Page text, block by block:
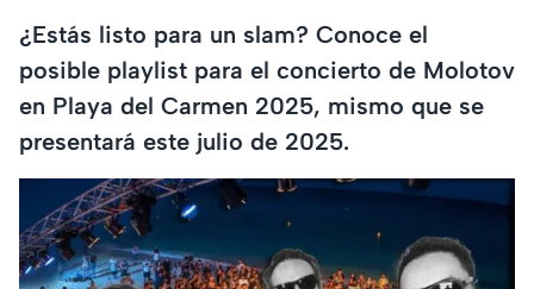
¿Estás listo para un slam? Conoce el
posible playlist para el concierto de Molotov
en Playa del Carmen 2025, mismo que se
presentará este julio de 2025.